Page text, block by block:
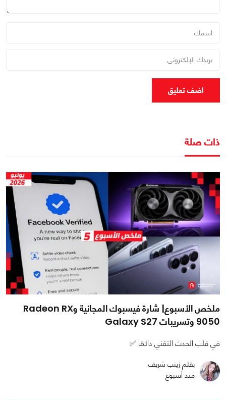
اضف تعليق
ذات صلة
ملخص الأسبوع| شارة فيسبوك المجانية وRadeon RX
9050 وتسريبات Galaxy S27
في قلب الحدث التقني دائمًا ✅
بقلم زينب شريف
منذ أسبوع